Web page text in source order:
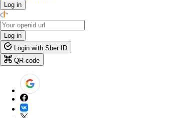
Log in
Log in
Login with Sber ID
QR code